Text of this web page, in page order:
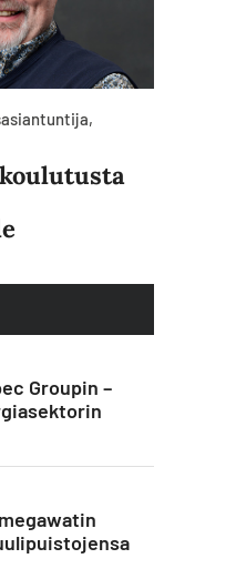
Groupin –